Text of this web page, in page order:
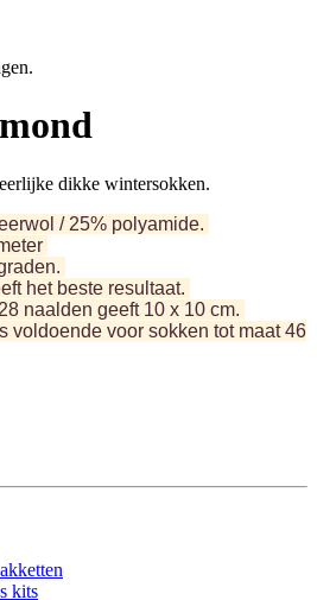
dikke wintersokken.
/ 25% polyamide.
het beste resultaat.
naalden geeft 10 x 10 cm.
voldoende voor sokken tot maat 46
kits